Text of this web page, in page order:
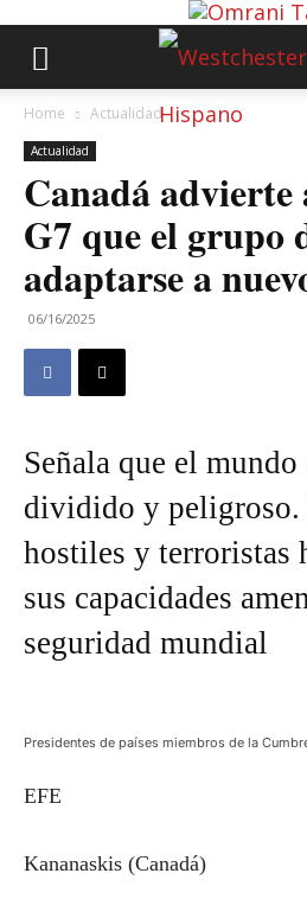
Home Actualidad
Actualidad
Canadá advierte
G7 que el grupo
adaptarse a
06/16/2025
Señala que el mundo
dividido y peligroso.
hostiles y terroristas
sus capacidades
seguridad mundial
Presidentes de países miembros de la
EFE
Kananaskis (Canadá)